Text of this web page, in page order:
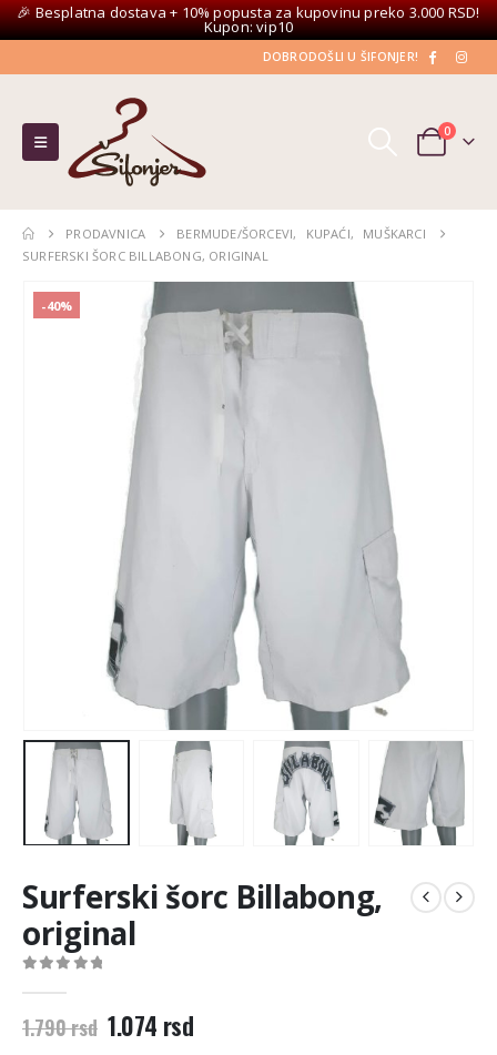
🎉 Besplatna dostava + 10% popusta za kupovinu preko 3.000 RSD!
Kupon: vip10
DOBRODOŠLI U ŠIFONJER!
0
PRODAVNICA BERMUDE/ŠORCEVI, KUPAĆI,
MUŠKARCI
SURFERSKI ŠORC BILLABONG, ORIGINAL
-40%
Surferski šorc Billabong,
original
1.790rsd Originalna
1.074 rsdTrenutna